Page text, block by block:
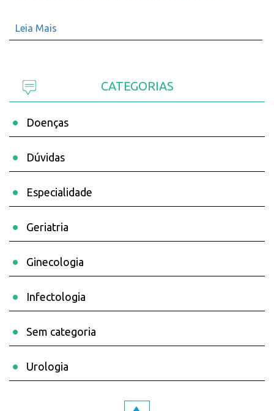
Leia Mais
CATEGORIAS
Doenças
Dúvidas
Especialidade
Geriatria
Ginecologia
Infectologia
Sem categoria
Urologia